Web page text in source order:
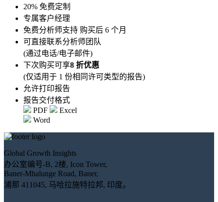
20% 免费定制
专属客户经理
免费分析师支持 购买后 6 个月
可直接联系分析师团队
(通过电话/电子邮件)
下次购买可享8 折优惠
(仅适用于 1 份相同许可类型的报告)
允许打印报告
报告交付格式
PDF
Excel
Word
Global Growth Insights
办公室编号-B, 2楼, Icon Tower,
Baner-Mhalunge Road, Baner,
浦那 411045, 马哈拉施特拉邦, 印度。